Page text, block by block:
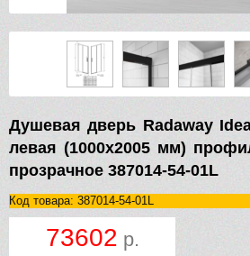
Душевая дверь Radaway
левая (1000х2005 мм)
прозрачное 387014-54-01L
Код товара: 387014-54-01L
73602 р.